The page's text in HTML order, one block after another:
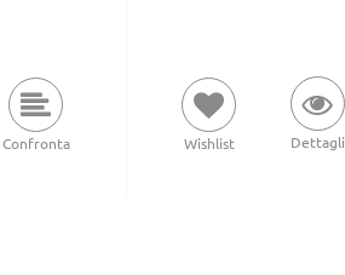
Confronta Wishlist Dettagli